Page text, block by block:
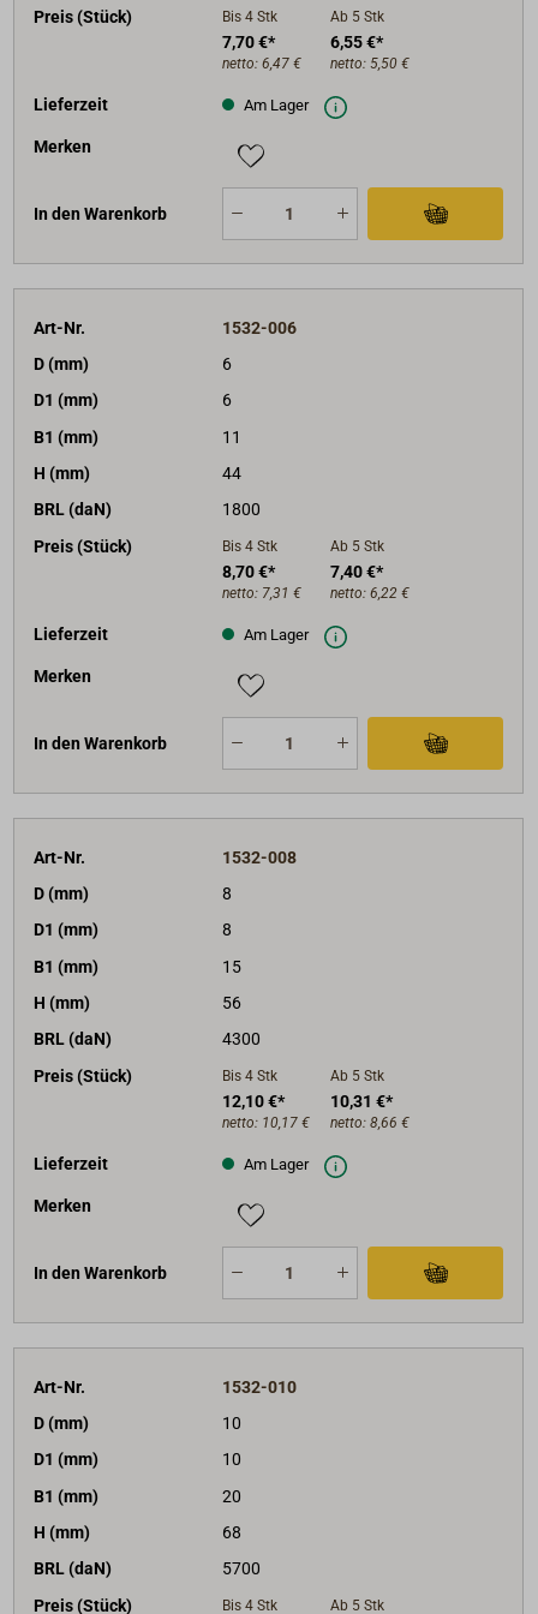
Preis (Stück)
Bis 4 Stk
7,70 €*
netto: 6,47 €
Ab 5 Stk
6,55 €*
netto: 5,50 €
Lieferzeit Am Lager
Merken
In den Warenkorb
Art-Nr.
1532-006
D (mm)
6
D1 (mm)
6
B1 (mm)
11
H (mm)
44
BRL (daN)
1800
Preis (Stück)
Bis 4 Stk
8,70 €*
netto: 7,31 €
Ab 5 Stk
7,40 €*
netto: 6,22 €
Lieferzeit Am Lager
Merken
In den Warenkorb
Art-Nr.
1532-008
D (mm)
8
D1 (mm)
8
B1 (mm)
15
H (mm)
56
BRL (daN)
4300
Preis (Stück)
Bis 4 Stk
12,10 €*
netto: 10,17 €
Ab 5 Stk
10,31 €*
netto: 8,66 €
Lieferzeit Am Lager
Merken
In den Warenkorb
Art-Nr.
1532-010
D (mm)
10
D1 (mm)
10
B1 (mm)
20
H (mm)
68
BRL (daN)
5700
Preis (Stück)
Bis 4 Stk Ab 5 Stk